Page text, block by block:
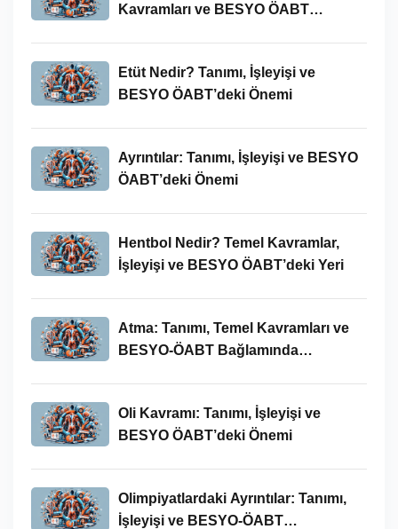
Kavramları ve BESYO ÖABT
Etüt Nedir? Tanımı, İşleyişi ve
BESYO ÖABT’deki Önemi
Ayrıntılar: Tanımı, İşleyişi ve BESYO
ÖABT’deki Önemi
Hentbol Nedir? Temel Kavramlar,
İşleyişi ve BESYO ÖABT’deki Yeri
Atma: Tanımı, Temel Kavramları ve
BESYO-ÖABT Bağlamında
Oli Kavramı: Tanımı, İşleyişi ve
BESYO ÖABT’deki Önemi
Olimpiyatlardaki Ayrıntılar: Tanımı,
İşleyişi ve BESYO-ÖABT